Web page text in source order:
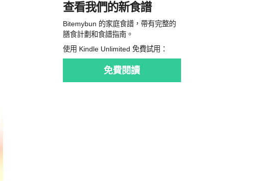
查看我們的新食譜
Bitemybun 的家庭食譜，帶有完整的
膳食計劃和食譜指南。
使用 Kindle Unlimited 免費試用：
免費閱讀